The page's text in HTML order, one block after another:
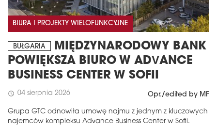
BIURA I PROJEKTY WIELOFUNKCYJNE
BUŁGARIA
MIĘDZYNARODOWY BANK
POWIĘKSZA BIURO W ADVANCE
BUSINESS CENTER W SOFII
schedule 04 sierpnia 2026 Opr./edited by MF
Grupa GTC odnowiła umowę najmu z jednym z kluczowych
najemców kompleksu Advance Business Center w Sofii.